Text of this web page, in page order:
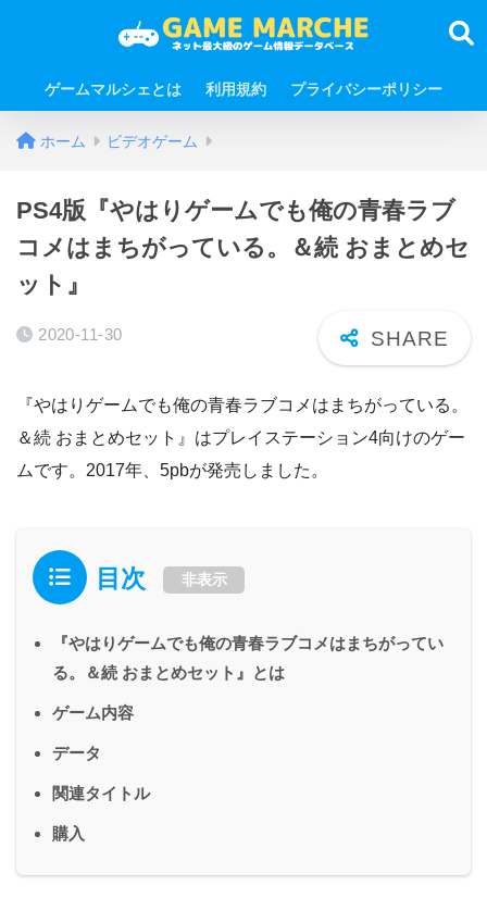
ゲームマルシェとは 利用規約 プライバシーポリシー
ホーム ビデオゲーム
PS4版『やはりゲームでも俺の青春ラブ
コメはまちがっている。＆続 おまとめセ
ット』
2020-11-30
『やはりゲームでも俺の青春ラブコメはまちがっている。
＆続 おまとめセット』はプレイステーション4向けのゲー
ムです。2017年、5pbが発売しました。
目次 非表示
『やはりゲームでも俺の青春ラブコメはまちがってい
る。＆続 おまとめセット』とは
ゲーム内容
データ
関連タイトル
購入